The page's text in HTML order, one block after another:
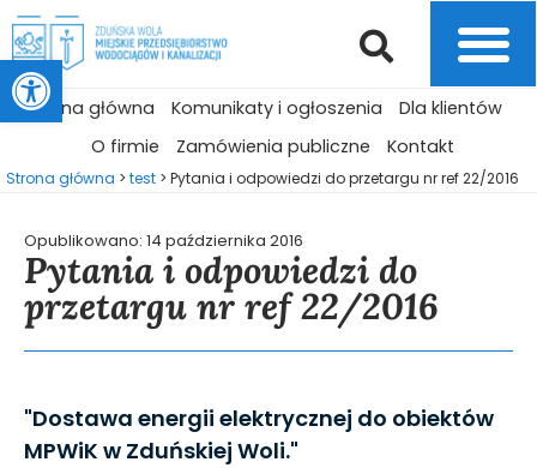
Otwórz pasek narzędzi
Strona główna Komunikaty i ogłoszenia
Dla klientów
O firmie
Zamówienia publiczne Kontakt
Strona główna > test > Pytania i odpowiedzi do przetargu nr ref 22/2016
Opublikowano: 14 października 2016
Pytania i odpowiedzi do
przetargu nr ref 22/2016
"Dostawa energii elektrycznej do obiektów
MPWiK w Zduńskiej Woli."